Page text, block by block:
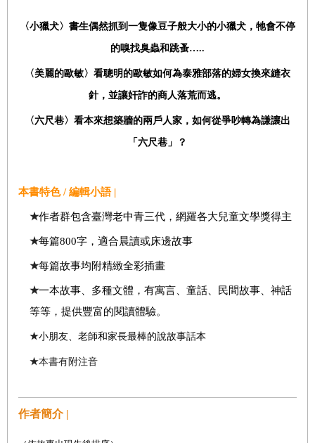
〈小獵犬〉書生偶然抓到一隻像豆子般大小的小獵犬，牠會不停
的嗅找臭蟲和跳蚤…..
〈美麗的歐敏〉看聰明的歐敏如何為泰雅部落的婦女換來縫衣
針，並讓奸詐的商人落荒而逃。
〈六尺巷〉看本來想築牆的兩戶人家，如何從爭吵轉為謙讓出
「六尺巷」？
本書特色 / 編輯小語 |
★作者群包含臺灣老中青三代，網羅各大兒童文學獎得主
★每篇800字，適合晨讀或床邊故事
★每篇故事均附精緻全彩插畫
★一本故事、多種文體，有寓言、童話、民間故事、神話
等等，提供豐富的閱讀體驗。
★小朋友、老師和家長最棒的說故事話本
★本書有附注音
作者簡介 |